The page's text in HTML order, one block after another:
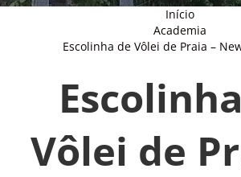
Início
Academia
Escolinha de Vôlei de Praia –
Vôlei de